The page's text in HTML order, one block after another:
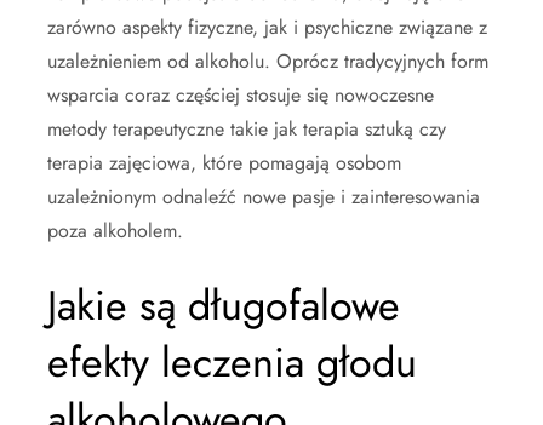
zarówno aspekty fizyczne, jak i psychiczne związane z
uzależnieniem od alkoholu. Oprócz tradycyjnych form
wsparcia coraz częściej stosuje się nowoczesne
metody terapeutyczne takie jak terapia sztuką czy
terapia zajęciowa, które pomagają osobom
uzależnionym odnaleźć nowe pasje i zainteresowania
poza alkoholem.
Jakie są długofalowe
efekty leczenia głodu